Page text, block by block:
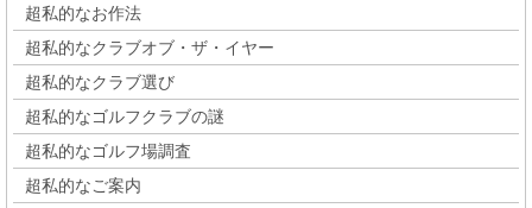
超私的なお作法
超私的なクラブオブ・ザ・イヤー
超私的なクラブ選び
超私的なゴルフクラブの謎
超私的なゴルフ場調査
超私的なご案内